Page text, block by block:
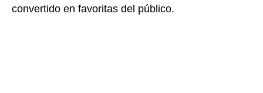
convertido en favoritas del público.